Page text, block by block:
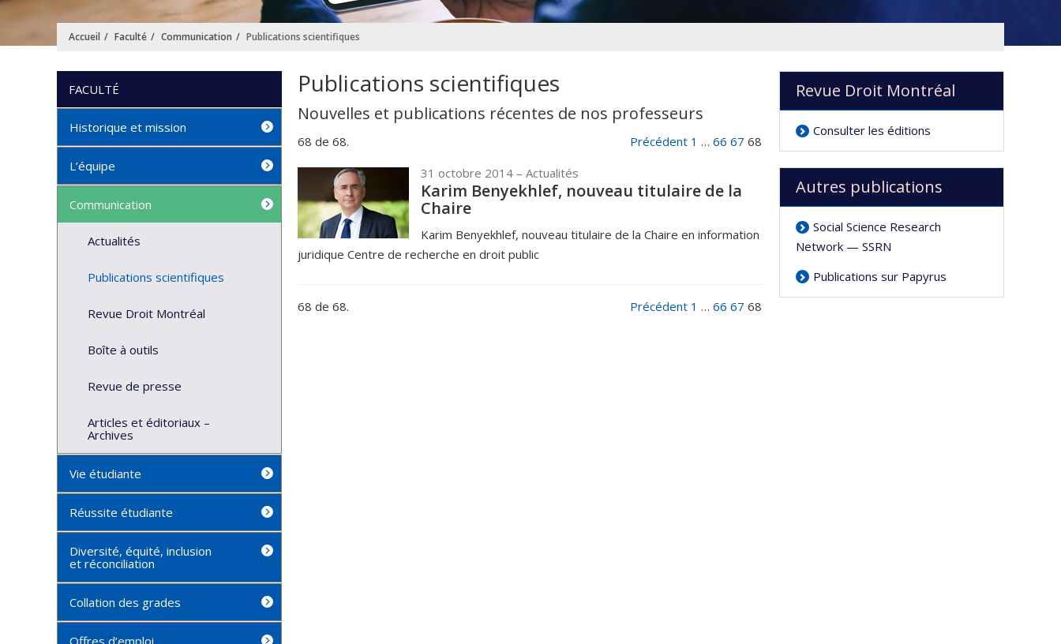
Accueil Faculté Communication Publications scientifiques
Publications scientifiques
Nouvelles et publications récentes de nos professeurs
68 de 68. Précédent 1 … 66 67 68
31 octobre 2014 – Actualités
Karim Benyekhlef, nouveau titulaire de la
Chaire
Karim Benyekhlef, nouveau titulaire de la Chaire en information
juridique Centre de recherche en droit public
68 de 68. Précédent 1 … 66 67 68
Revue Droit Montréal
Consulter les éditions
Autres publications
Social Science Research
Network — SSRN
Publications sur Papyrus
FACULTÉ
Historique et mission
L’équipe
Communication
Actualités
Publications scientifiques
Revue Droit Montréal
Boîte à outils
Revue de presse
Articles et éditoriaux –
Archives
Vie étudiante
Réussite étudiante
Diversité, équité, inclusion
et réconciliation
Collation des grades
Offres d’emploi